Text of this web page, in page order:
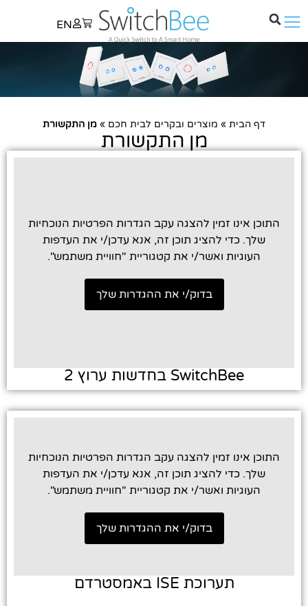
EN
דף הבית » מוצרים ובקרים לבית חכם » מן התקשורת
מן התקשורת
התוכן אינו זמין להצגה עקב הגדרות הפרטיות הנוכחיות
שלך. כדי להציג תוכן זה, אנא עדכן/י את העדפות
העוגיות ואשר/י את קטגוריית "חוויית משתמש".
בדוק/י את ההגדרות שלך
SwitchBee בחדשות ערוץ 2
התוכן אינו זמין להצגה עקב הגדרות הפרטיות הנוכחיות
שלך. כדי להציג תוכן זה, אנא עדכן/י את העדפות
העוגיות ואשר/י את קטגוריית "חוויית משתמש".
בדוק/י את ההגדרות שלך
תערוכת ISE באמסטרדם
Cookie אלו
אינם
אופציונליים.
להפעלת
האתר.
סטטיסטיקות
כדי שנוכל